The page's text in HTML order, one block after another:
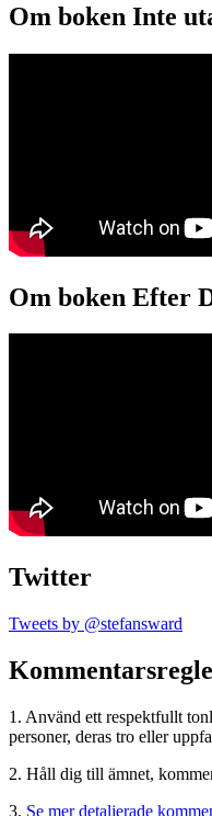
Om boken Inte
Om boken Efter
Twitter
Tweets by @stefansward
1. Använd ett respektfullt
personer, deras tro eller
2. Håll dig till ämnet,
3. Se mer detaljerade